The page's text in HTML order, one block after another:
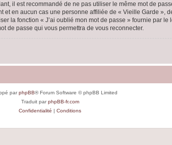
il est recommandé de ne pas utiliser le même mot de
en aucun cas une personne affiliée de « Vieille Garde »,
la fonction « J’ai oublié mon mot de passe » fournie par
de passe qui vous permettra de vous reconnecter.
parphpBB® Forum Software © phpBB Limited
Traduit parphpBB-fr.com
Confidentialité | Conditions